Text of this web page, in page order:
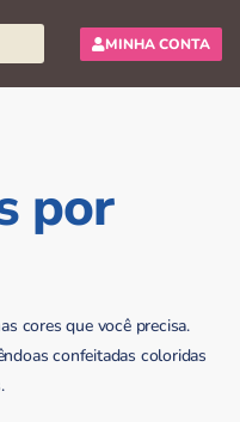
MINHA CONTA
por
cores que você precisa.
confeitadas coloridas